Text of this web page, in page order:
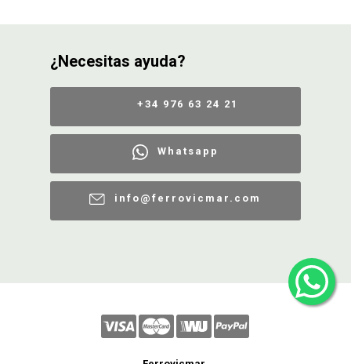
¿Necesitas ayuda?
+34 976 63 24 21
Whatsapp
info@ferrovicmar.com